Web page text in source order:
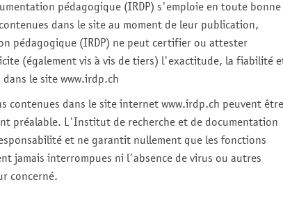
pédagogique (IRDP) s'emploie en toute bonne
dans le site au moment de leur publication,
pédagogique (IRDP) ne peut certifier ou attester
(également vis à vis de tiers) l'exactitude, la fiabilité
le site www.irdp.ch
contenues dans le site internet www.irdp.ch peuvent être
préalable.
L'Institut de recherche et de documentation
et ne garantit nullement que les fonctions
jamais interrompues ni l'absence de virus ou autres
concerné.